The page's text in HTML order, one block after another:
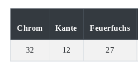
Chrom Kante Feuerfuchs
32 12 27